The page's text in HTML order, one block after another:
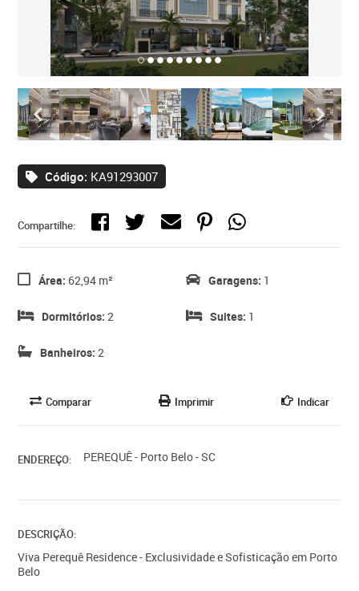
Código: KA91293007
Compartilhe:
Área: 62,94 m²
Dormitórios: 2
Banheiros: 2
Garagens: 1
Suites: 1
Comparar Imprimir Indicar
ENDEREÇO: PEREQUÊ - Porto Belo - SC
DESCRIÇÃO:
Viva Perequê Residence - Exclusividade e Sofisticação em Porto
Belo